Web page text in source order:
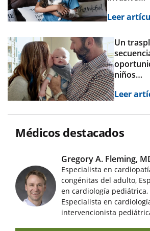
Leer
Un
niños…
Leer
Médicos destacados
Imágenes de médicos destacados
Gregory A. Fleming,
Especialista en
congénitas del adulto,
en cardiología pediátrica,
Especialista en
intervencionista